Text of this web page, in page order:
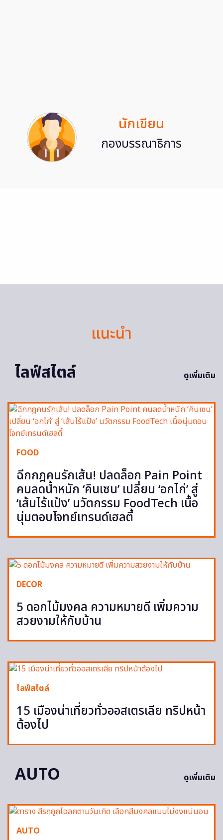
นักเขียน
กองบรรณาธิการ
แนะนำ
ไลฟ์สไตล์
ดูเพิ่มเติม
FOOD
ฉีกกฎคนรักเส้น! ปลดล็อก Pain Point
คนลดน้ำหนัก ‘คินเซน’ เปลี่ยน ‘อกไก่’ สู่
‘เส้นไร้แป้ง’ นวัตกรรม FoodTech เนื้อ
นุ่มตอบโจทย์เทรนด์เฮลตี้
DECOR
5 ดอกไม้มงคล ความหมายดี เพิ่มความ
สวยงามให้กับบ้าน
ไลฟ์สไตล์
15 เมืองน่าเที่ยวทั่วออสเตรเลีย ทริปหน้า
ต้องไป
AUTO ดูเพิ่มเติม
AUTO